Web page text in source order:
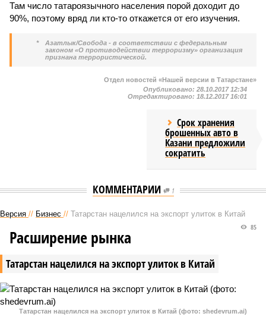
Там число татароязычного населения порой доходит до
90%, поэтому вряд ли кто-то откажется от его изучения.
*
Азатлык/Свобода - в соответствии с федеральным
законом «О противодействии терроризму» организация
признана террористической.
Отдел новостей «Нашей версии в Татарстане»
Опубликовано: 28.10.2017 12:34
Отредактировано: 18.12.2017 16:01
Срок хранения
брошенных авто в
Казани предложили
сократить
КОММЕНТАРИИ 1
Версия // Бизнес // Татарстан нацелился на экспорт улиток в Китай
Татарстан нацелился на экспорт улиток в Китай
85
Расширение рынка
Татарстан нацелился на экспорт улиток в Китай (фото: shedevrum.ai)